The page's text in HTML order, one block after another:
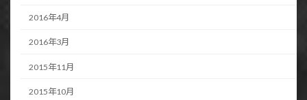
2016年4月
2016年3月
2015年11月
2015年10月